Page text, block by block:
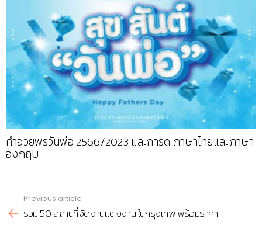
คำอวยพรวันพ่อ 2566/2023 และการ์ด ภาษาไทยและภาษา
อังกฤษ
more
Previous article
รวม 50 สถานที่จัดงานแต่งงาน ในกรุงเทพ พร้อมราคา